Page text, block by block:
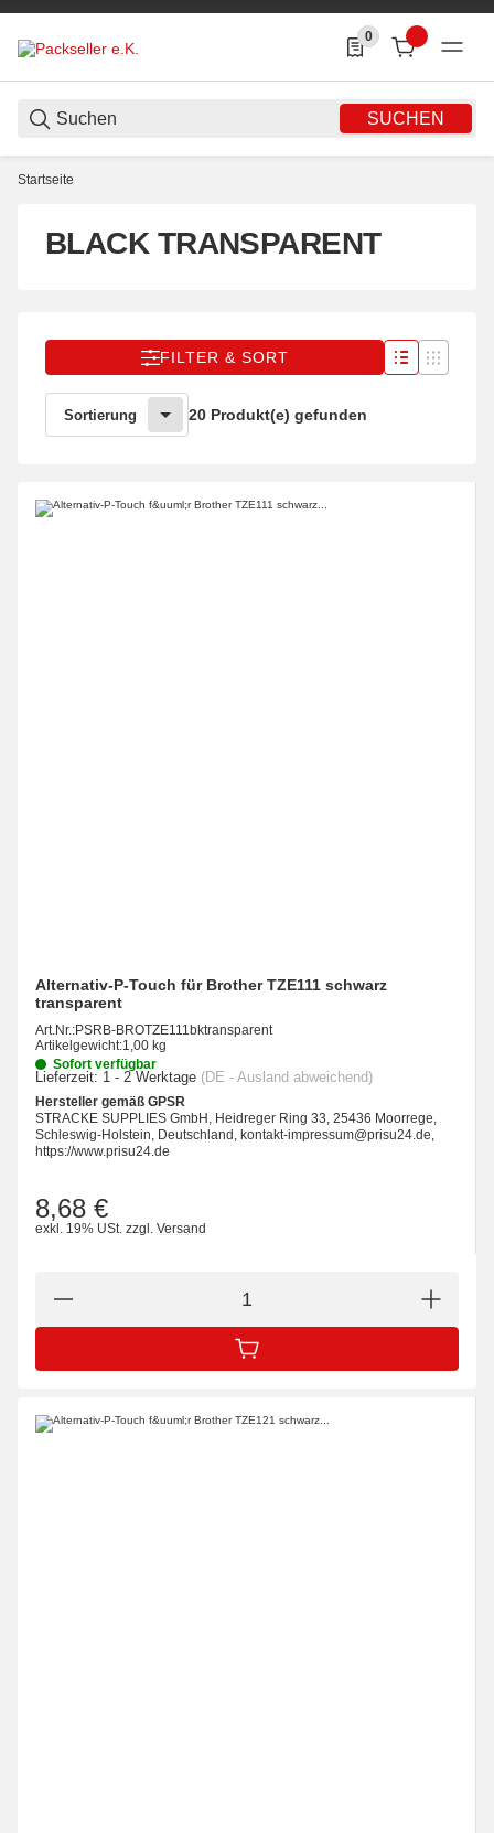
SUCHEN
0
0 Produkte in der
Startseite
BLACK TRANSPARENT
FILTER & SORT
Sortierung 20 Produkt(e) gefunden
Alternativ-P-Touch für Brother TZE111 schwarz
transparent
Art.Nr.:PSRB-BROTZE111bktransparent
Artikelgewicht:1,00 kg
Sofort verfügbar
Lieferzeit: 1 - 2 Werktage (DE - Ausland abweichend)
Hersteller gemäß GPSR
STRACKE SUPPLIES GmbH, Heidreger Ring 33, 25436 Moorrege,
Schleswig-Holstein, Deutschland, kontakt-impressum@prisu24.de,
https://www.prisu24.de
8,68 €
exkl. 19% USt. zzgl. Versand
IN DEN WARENKORB